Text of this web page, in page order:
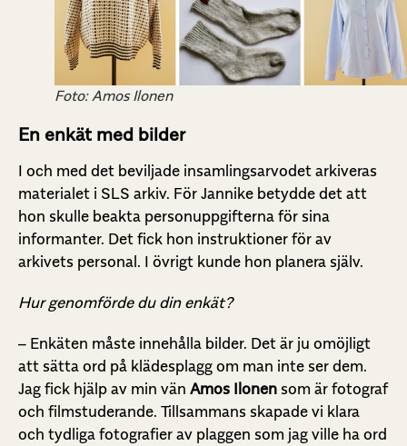
Foto: Amos Ilonen
En enkät med bilder
I och med det beviljade insamlingsarvodet arkiveras
materialet i SLS arkiv. För Jannike betydde det att
hon skulle beakta personuppgifterna för sina
informanter. Det fick hon instruktioner för av
arkivets personal. I övrigt kunde hon planera själv.
Hur genomförde du din enkät?
– Enkäten måste innehålla bilder. Det är ju omöjligt
att sätta ord på klädesplagg om man inte ser dem.
Jag fick hjälp av min vän Amos Ilonen som är fotograf
och filmstuderande. Tillsammans skapade vi klara
och tydliga fotografier av plaggen som jag ville ha ord